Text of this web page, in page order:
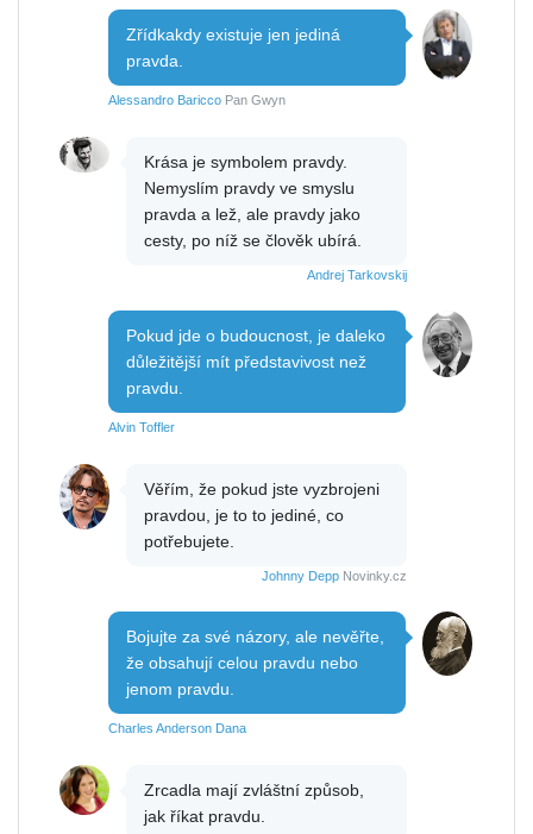
Zřídkakdy existuje jen jediná
pravda.
Alessandro Baricco Pan Gwyn
Krása je symbolem pravdy.
Nemyslím pravdy ve smyslu
pravda a lež, ale pravdy jako
cesty, po níž se člověk ubírá.
Andrej Tarkovskij
Pokud jde o budoucnost, je daleko
důležitější mít představivost než
pravdu.
Alvin Toffler
Věřím, že pokud jste vyzbrojeni
pravdou, je to to jediné, co
potřebujete.
Johnny Depp Novinky.cz
Bojujte za své názory, ale nevěřte,
že obsahují celou pravdu nebo
jenom pravdu.
Charles Anderson Dana
Zrcadla mají zvláštní způsob,
jak říkat pravdu.